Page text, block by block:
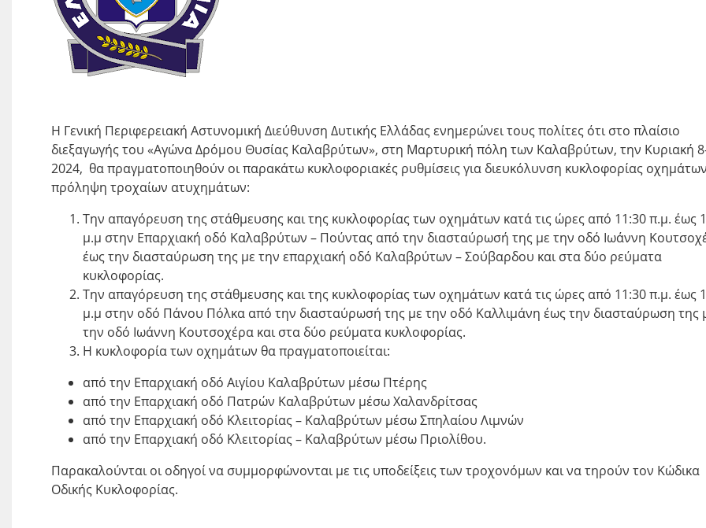
Η Γενική Περιφερειακή Αστυνομική Διεύθυνση Δυτικής Ελλάδας ενημερώνει τους πολίτες ότι στο πλαίσιο
διεξαγωγής του «Αγώνα Δρόμου Θυσίας Καλαβρύτων», στη Μαρτυρική πόλη των Καλαβρύτων, την Κυριακή
2024, θα πραγματοποιηθούν οι παρακάτω κυκλοφοριακές ρυθμίσεις για διευκόλυνση κυκλοφορίας
πρόληψη τροχαίων ατυχημάτων:
Την απαγόρευση της στάθμευσης και της κυκλοφορίας των οχημάτων κατά τις ώρες από 11:30 π.μ. έως
μ.μ στην Επαρχιακή οδό Καλαβρύτων – Πούντας από την διασταύρωσή της με την οδό Ιωάννη
έως την διασταύρωση της με την επαρχιακή οδό Καλαβρύτων – Σούβαρδου και στα δύο ρεύματα
κυκλοφορίας.
Την απαγόρευση της στάθμευσης και της κυκλοφορίας των οχημάτων κατά τις ώρες από 11:30 π.μ. έως
μ.μ στην οδό Πάνου Πόλκα από την διασταύρωσή της με την οδό Καλλιμάνη έως την διασταύρωση της
την οδό Ιωάννη Κουτσοχέρα και στα δύο ρεύματα κυκλοφορίας.
Η κυκλοφορία των οχημάτων θα πραγματοποιείται:
από την Επαρχιακή οδό Αιγίου Καλαβρύτων μέσω Πτέρης
από την Επαρχιακή οδό Πατρών Καλαβρύτων μέσω Χαλανδρίτσας
από την Επαρχιακή οδό Κλειτορίας – Καλαβρύτων μέσω Σπηλαίου Λιμνών
από την Επαρχιακή οδό Κλειτορίας – Καλαβρύτων μέσω Πριολίθου.
Παρακαλούνται οι οδηγοί να συμμορφώνονται με τις υποδείξεις των τροχονόμων και να τηρούν τον Κώδικα
Οδικής Κυκλοφορίας.